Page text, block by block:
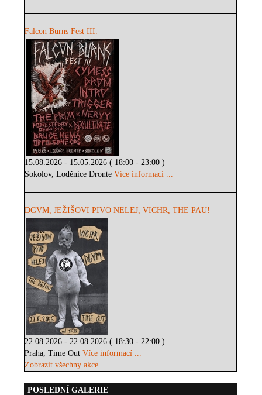
Falcon Burns Fest III.
15.08.2026 - 15.05.2026 ( 18:00 - 23:00 )
Sokolov, Loděnice DronteVíce informací ...
DGVM, JEŽIŠOVI PIVO NELEJ, VICHR, THE PAU!
22.08.2026 - 22.08.2026 ( 18:30 - 22:00 )
Praha, Time OutVíce informací ...
Zobrazit všechny akce
POSLEDNÍ GALERIE